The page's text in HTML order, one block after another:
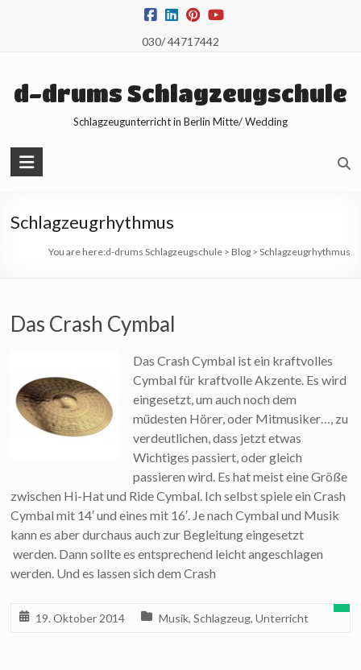
030/ 44717442
d-drums Schlagzeugschule
Schlagzeugunterricht in Berlin Mitte/ Wedding
Schlagzeugrhythmus
You are here:d-drums Schlagzeugschule> Blog> Schlagzeugrhythmus
Das Crash Cymbal
Das Crash Cymbal ist ein kraftvolles
Cymbal für kraftvolle Akzente. Es wird
eingesetzt, um auch noch dem
müdesten Hörer, oder Mitmusiker…, zu
verdeutlichen, dass jetzt etwas
Wichtiges passiert, oder gleich
passieren wird. Es hat meist eine Größe
zwischen Hi-Hat und Ride Cymbal. Ich selbst spiele ein Crash
Cymbal mit 14′ und eines mit 16′. Je nach Cymbal und Musik
kann es aber durchaus auch zur Begleitung eingesetzt
werden. Dann sollte es entsprechend leicht angeschlagen
werden. Und es lassen sich dem Crash
19. Oktober 2014 Musik,Schlagzeug,Unterricht